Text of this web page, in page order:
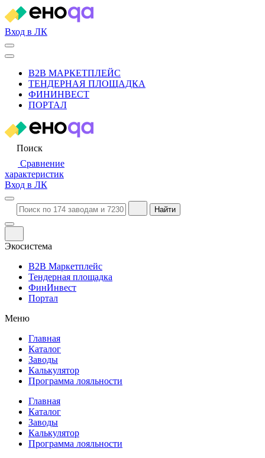
Вход в ЛК
B2B МАРКЕТПЛЕЙС
ТЕНДЕРНАЯ ПЛОЩАДКА
ФИНИНВЕСТ
ПОРТАЛ
Поиск
Сравнение
характеристик
Вход в ЛК
Найти
Экосистема
B2B Маркетплейс
Тендерная площадка
ФинИнвест
Портал
Меню
Главная
Каталог
Заводы
Калькулятор
Программа лояльности
Главная
Каталог
Заводы
Калькулятор
Программа лояльности